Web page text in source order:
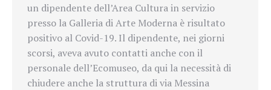
un dipendente dell’Area Cultura in servizio
presso la Galleria di Arte Moderna è risultato
positivo al Covid-19. Il dipendente, nei giorni
scorsi, aveva avuto contatti anche con il
personale dell’Ecomuseo, da qui la necessità di
chiudere anche la struttura di via Messina